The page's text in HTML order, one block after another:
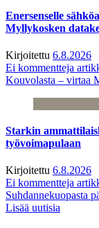
Enersenselle
Myllykosken
Kirjoitettu 6.8.2026
Ei kommentteja
Kouvolasta – virtaa
Starkin
työvoimapulaan
Kirjoitettu 6.8.2026
Ei kommentteja
Suhdannekuopasta
Lisää uutisia